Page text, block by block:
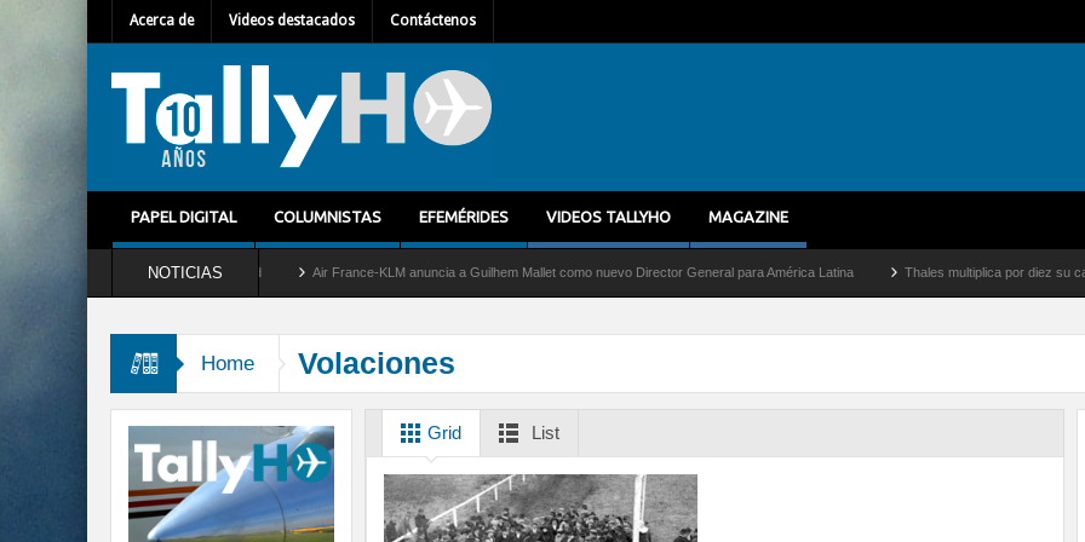
Acerca de Videos destacados Contáctenos
PAPEL DIGITAL COLUMNISTAS EFEMÉRIDES VIDEOS TALLYHO MAGAZINE
NOTICIAS
del servicio al C-2 Greyhound Air France-KLM anuncia a Guilhem Mallet como nuevo Director General para América Latina Thales multiplica por diez su
Home Volaciones
Grid List